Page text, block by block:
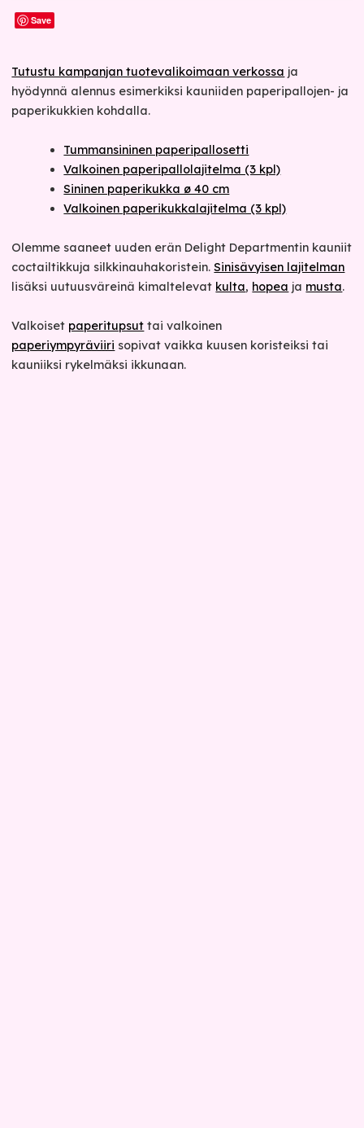
Save
Tutustu kampanjan tuotevalikoimaan verkossa ja
hyödynnä alennus esimerkiksi kauniiden paperipallojen- ja
paperikukkien kohdalla.
Tummansininen paperipallosetti
Valkoinen paperipallolajitelma (3 kpl)
Sininen paperikukka ø 40 cm
Valkoinen paperikukkalajitelma (3 kpl)
Olemme saaneet uuden erän Delight Departmentin kauniit
coctailtikkuja silkkinauhakoristein.Sinisävyisen lajitelman
lisäksi uutuusväreinä kimaltelevat kulta, hopea ja musta.
Valkoiset paperitupsut tai valkoinen
paperiympyräviiri sopivat vaikka kuusen koristeiksi tai
kauniiksi rykelmäksi ikkunaan.